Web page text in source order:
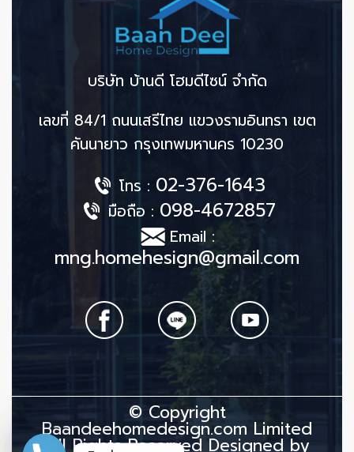
บริษัท บ้านดี โฮมดีไซน์ จำกัด
เลขที่ 84/1 ถนนเสรีไทย แขวงรามอินทรา เขต
คันนายาว กรุงเทพมหานคร 10230
โทร : 02-376-1643
มือถือ : 098-4672857
Email :
mng.homehesign@gmail.com
© Copyright
Baandeehomedesign.com Limited
All Rights Reserved Designed by